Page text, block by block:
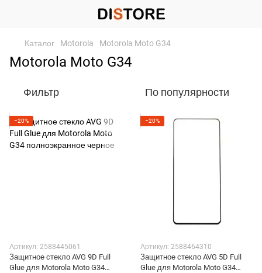
Каталог Motorola Motorola Moto G34
Motorola Moto G34
Фильтр По популярности
−20%
Артикул: 2588445061
Защитное стекло AVG 9D Full
Glue для Motorola Moto G34
−20%
Артикул: 2588464310
Защитное стекло AVG 5D Full
Glue для Motorola Moto G34